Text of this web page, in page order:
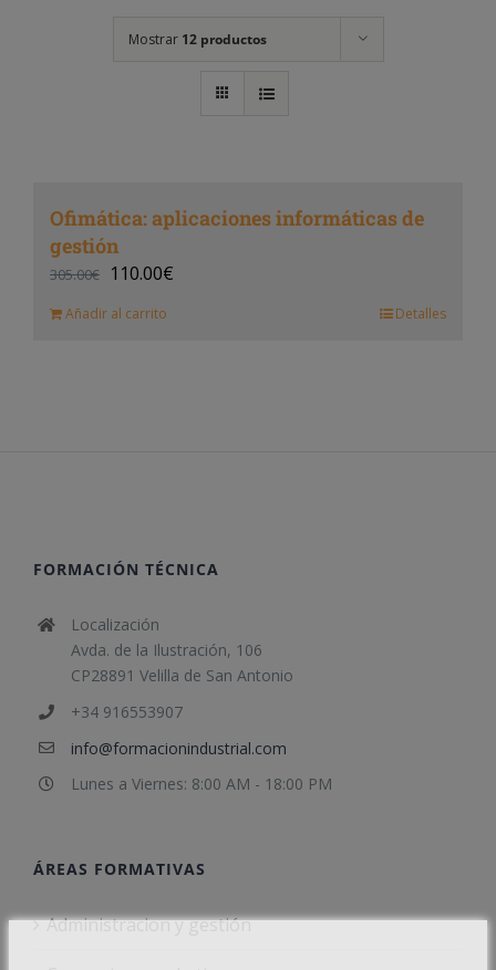
Mostrar 12 productos
Ofimática: aplicaciones informáticas de
gestión
305.00€ 110.00€
Añadir al carrito Detalles
FORMACIÓN TÉCNICA
Localización
Avda. de la Ilustración, 106
CP28891 Velilla de San Antonio
+34 916553907
info@formacionindustrial.com
Lunes a Viernes: 8:00 AM - 18:00 PM
ÁREAS FORMATIVAS
Administracion y gestión